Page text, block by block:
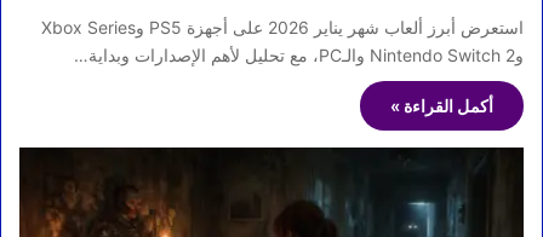
استعرض أبرز ألعاب شهر يناير 2026 على أجهزة PS5 وXbox Series
وNintendo Switch 2 والـPC، مع تحليل لأهم الإصدارات وبداية…
أكمل القراءة »